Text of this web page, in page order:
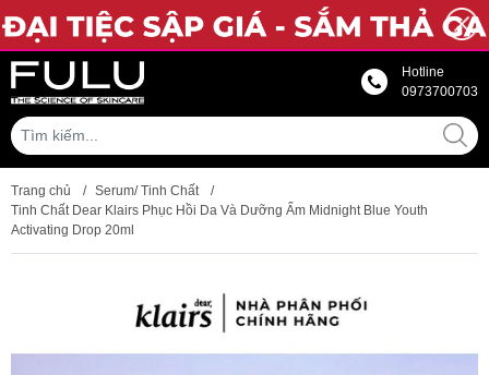
Hotline
0973700703
Trang chủ / Serum/ Tinh Chất
/
Tinh Chất Dear Klairs Phục Hồi Da Và Dưỡng Ẩm Midnight Blue Youth
Activating Drop 20ml